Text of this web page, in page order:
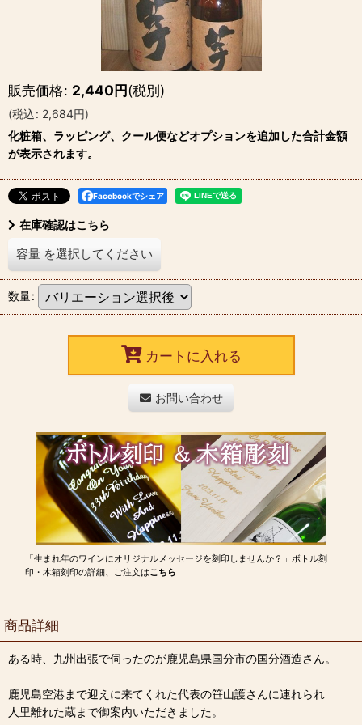
販売価格: 2,440円(税別)
(税込: 2,684円)
化粧箱、ラッピング、クール便などオプションを追加した合計金額
が表示されます。
Facebookでシェア
在庫確認はこちら
容量 を選択してください
数量:
カートに入れる
お問い合わせ
「生まれ年のワインにオリジナルメッセージを刻印しませんか？」ボトル刻
印・木箱刻印の詳細、ご注文はこちら
商品詳細
ある時、九州出張で伺ったのが鹿児島県国分市の国分酒造さん。
鹿児島空港まで迎えに来てくれた代表の笹山護さんに連れられ
人里離れた蔵まで御案内いただきました。